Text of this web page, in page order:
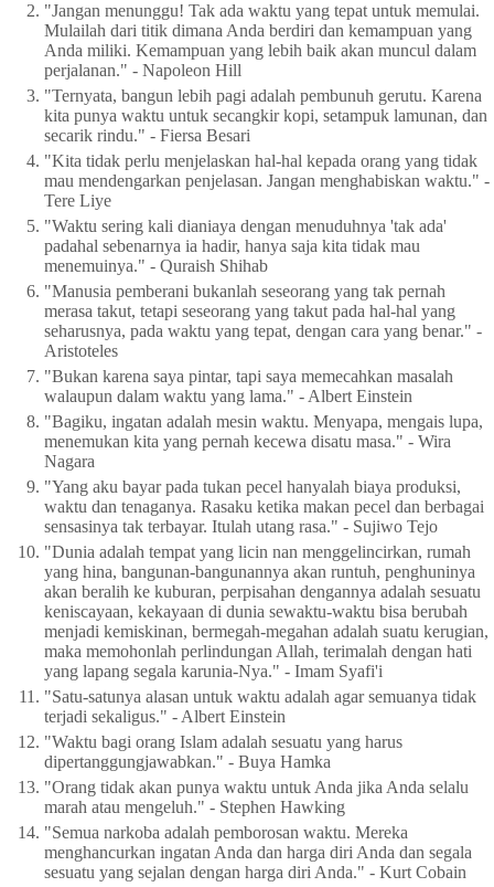
"Jangan menunggu! Tak ada waktu yang tepat untuk memulai.
Mulailah dari titik dimana Anda berdiri dan kemampuan yang
Anda miliki. Kemampuan yang lebih baik akan muncul dalam
perjalanan." - Napoleon Hill
"Ternyata, bangun lebih pagi adalah pembunuh gerutu. Karena
kita punya waktu untuk secangkir kopi, setampuk lamunan, dan
secarik rindu." - Fiersa Besari
"Kita tidak perlu menjelaskan hal-hal kepada orang yang tidak
mau mendengarkan penjelasan. Jangan menghabiskan waktu." -
Tere Liye
"Waktu sering kali dianiaya dengan menuduhnya 'tak ada'
padahal sebenarnya ia hadir, hanya saja kita tidak mau
menemuinya." - Quraish Shihab
"Manusia pemberani bukanlah seseorang yang tak pernah
merasa takut, tetapi seseorang yang takut pada hal-hal yang
seharusnya, pada waktu yang tepat, dengan cara yang benar." -
Aristoteles
"Bukan karena saya pintar, tapi saya memecahkan masalah
walaupun dalam waktu yang lama." - Albert Einstein
"Bagiku, ingatan adalah mesin waktu. Menyapa, mengais lupa,
menemukan kita yang pernah kecewa disatu masa." - Wira
Nagara
"Yang aku bayar pada tukan pecel hanyalah biaya produksi,
waktu dan tenaganya. Rasaku ketika makan pecel dan berbagai
sensasinya tak terbayar. Itulah utang rasa." - Sujiwo Tejo
"Dunia adalah tempat yang licin nan menggelincirkan, rumah
yang hina, bangunan-bangunannya akan runtuh, penghuninya
akan beralih ke kuburan, perpisahan dengannya adalah sesuatu
keniscayaan, kekayaan di dunia sewaktu-waktu bisa berubah
menjadi kemiskinan, bermegah-megahan adalah suatu kerugian,
maka memohonlah perlindungan Allah, terimalah dengan hati
yang lapang segala karunia-Nya." - Imam Syafi'i
"Satu-satunya alasan untuk waktu adalah agar semuanya tidak
terjadi sekaligus." - Albert Einstein
"Waktu bagi orang Islam adalah sesuatu yang harus
dipertanggungjawabkan." - Buya Hamka
"Orang tidak akan punya waktu untuk Anda jika Anda selalu
marah atau mengeluh." - Stephen Hawking
"Semua narkoba adalah pemborosan waktu. Mereka
menghancurkan ingatan Anda dan harga diri Anda dan segala
sesuatu yang sejalan dengan harga diri Anda." - Kurt Cobain